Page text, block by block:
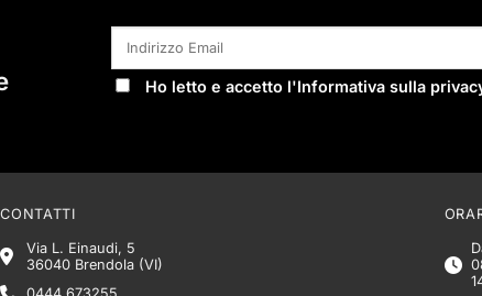
Ho letto e accetto l'Informativa sulla
CONTATTI
Via L. Einaudi, 5
36040 Brendola (VI)